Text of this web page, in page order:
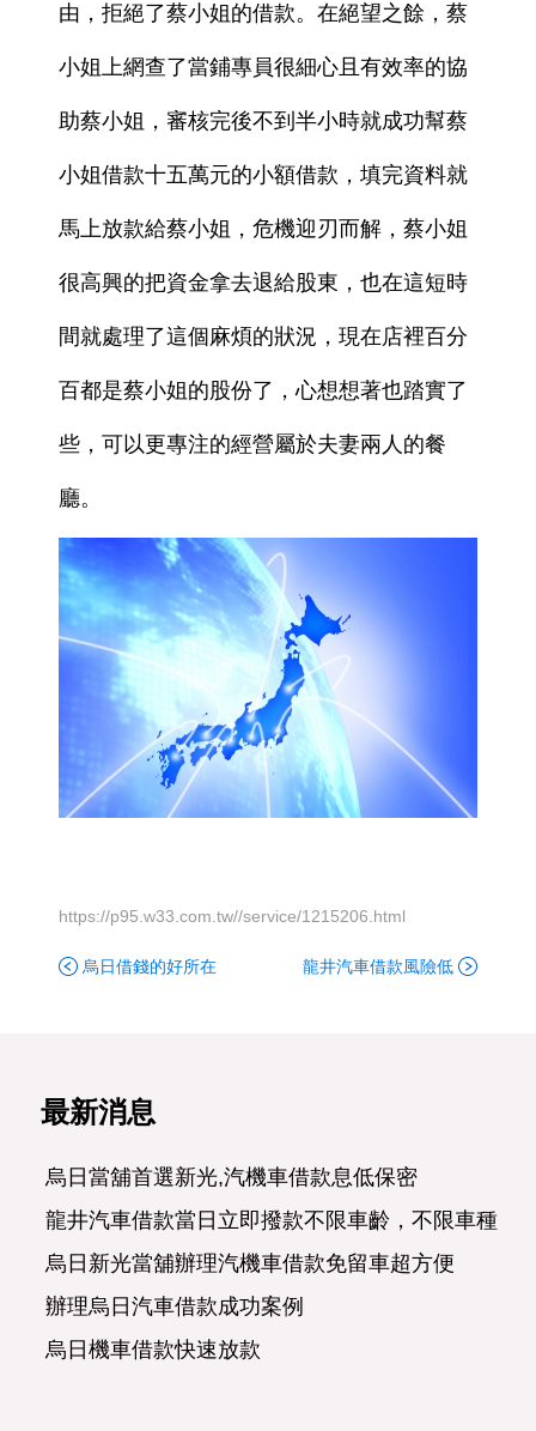
由，拒絕了蔡小姐的借款。在絕望之餘，蔡
小姐上網查了當鋪專員很細心且有效率的協
助蔡小姐，審核完後不到半小時就成功幫蔡
小姐借款十五萬元的小額借款，填完資料就
馬上放款給蔡小姐，危機迎刃而解，蔡小姐
很高興的把資金拿去退給股東，也在這短時
間就處理了這個麻煩的狀況，現在店裡百分
百都是蔡小姐的股份了，心想想著也踏實了
些，可以更專注的經營屬於夫妻兩人的餐
廳。
https://p95.w33.com.tw//service/1215206.html
烏日借錢的好所在 龍井汽車借款風險低
最新消息
烏日當舖首選新光,汽機車借款息低保密
龍井汽車借款當日立即撥款不限車齡，不限車種，
烏日新光當舖辦理汽機車借款免留車超方便
辦理烏日汽車借款成功案例
烏日機車借款快速放款